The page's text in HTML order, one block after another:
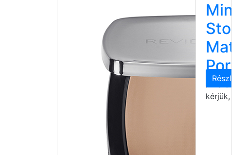
Az árak
kérjük,
Részletek